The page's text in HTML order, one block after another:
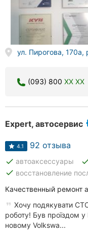
Житомир
Тернополь
Хмельницкий
Ровно
Кропивницкий
Киев
Запорожье
Днепр
ул. Пирогова, 170а,
(093) 800 XX XX
Expert, автосервис
4.1 92 отзыва
done автоаксессуары
done восстановление
Качественный ремонт
Хочу подякувати
роботу! Був проїздом
новому Volkswa...